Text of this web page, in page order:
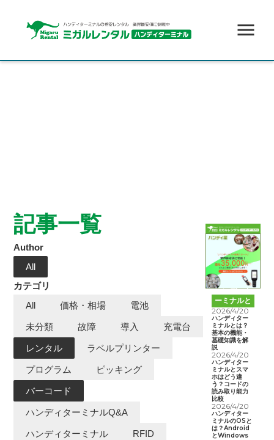
記事一覧
Author
All
カテゴリ
All
価格・相場 電池
未分類 故障 導入 充電台
レンタル ラベルプリンター
プログラム ピッキング
バーコード
ハンディターミナルQ&A
ハンディターミナル RFID
ハンディタ
ーミナルと
は
2026/4/20
ハンディター
ミナルとは？
基本の機能・
基礎知識を解
説
2026/4/20
ハンディター
ミナルとスマ
ホはどう違
う？コードの
読み取り能力
比較
2026/4/20
ハンディター
ミナルのOSと
は？Android
とWindows
menu